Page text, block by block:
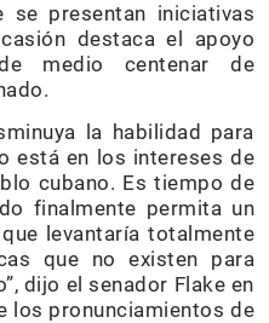
presentan iniciativas
destaca el apoyo
medio centenar de
la habilidad para
está en los intereses de
cubano. Es tiempo de
finalmente permita un
levantaría totalmente
que no existen para
dijo el senador Flake en
los pronunciamientos de